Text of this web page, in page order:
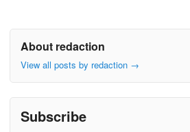
About redaction
View all posts by redaction →
Subscribe